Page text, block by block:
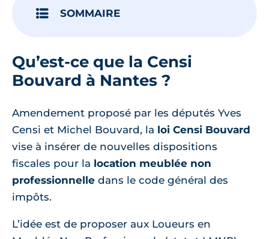
SOMMAIRE
Qu’est-ce que la Censi
Bouvard à Nantes ?
Amendement proposé par les députés Yves
Censi et Michel Bouvard, la loi Censi Bouvard
vise à insérer de nouvelles dispositions
fiscales pour la location meublée non
professionnelle dans le code général des
impôts.
L’idée est de proposer aux Loueurs en